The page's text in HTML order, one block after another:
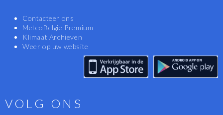
Contacteer ons
MeteoBelgie Premium
Klimaat Archieven
Weer op uw website
VOLG ONS